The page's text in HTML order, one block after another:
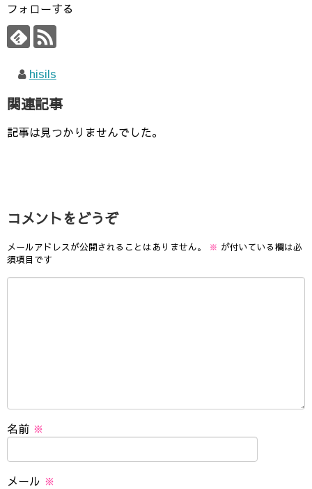
フォローする
hisils
関連記事
記事は見つかりませんでした。
コメントをどうぞ
メールアドレスが公開されることはありません。 ※ が付いている欄は必
須項目です
名前 ※
メール ※